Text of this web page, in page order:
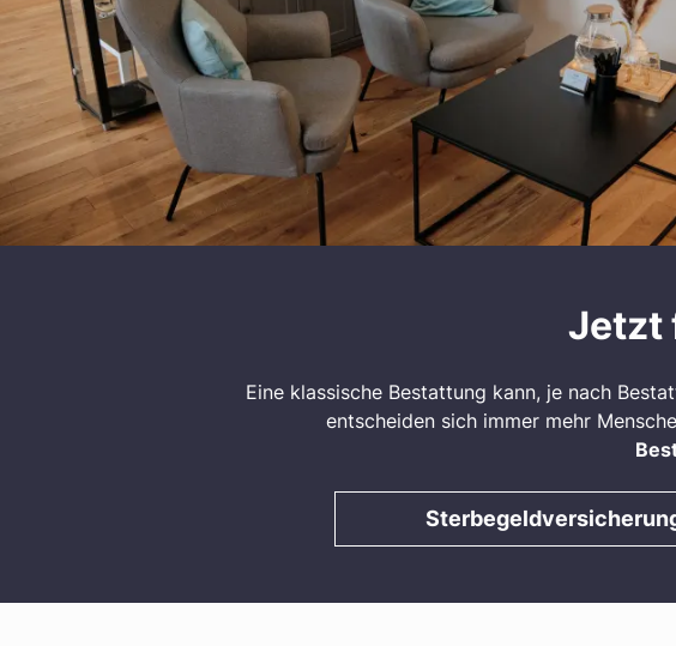
Jetzt
Eine klassische Bestattung kann, je nach
entscheiden sich immer mehr